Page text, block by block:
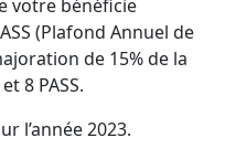
votre bénéficie
(Plafond Annuel de
de 15% de la
8 PASS.
l’année 2023.